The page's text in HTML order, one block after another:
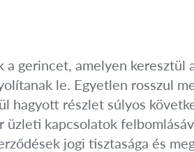
gerincet, amelyen keresztül
le. Egyetlen rosszul
hagyott részlet súlyos
kapcsolatok
jogi tisztasága és